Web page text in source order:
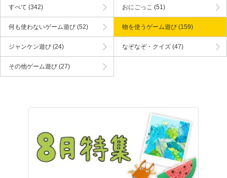
すべて (342) おにごっこ (51)
何も使わないゲーム遊び (52) 物を使うゲーム遊び(159)
ジャンケン遊び (24) なぞなぞ・クイズ(47)
その他ゲーム遊び (27)